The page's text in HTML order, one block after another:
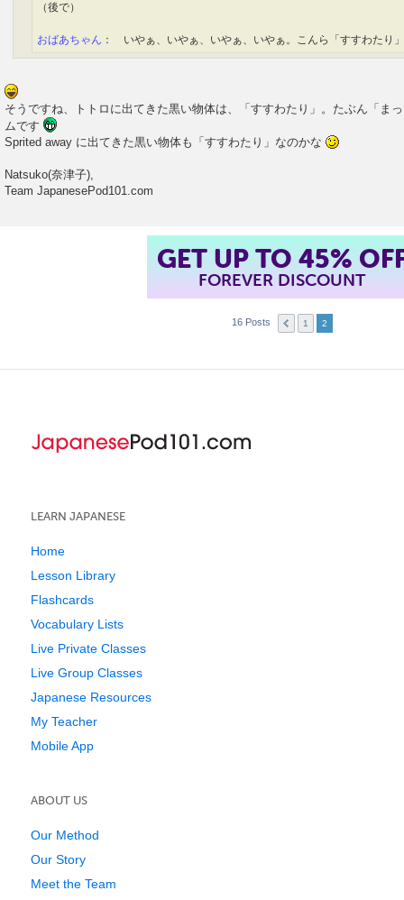
（後で）
おばあちゃん ： いやぁ、いやぁ、いやぁ、いやぁ。こんら「すすわたり
そうですね、トトロに出てきた黒い物体は、「すすわたり」。たぶん「ま
ムです
Sprited away に出てきた黒い物体も「すすわたり」なのかな
Natsuko(奈津子),
Team JapanesePod101.com
GET UP TO 45%
FOREVER DISCOUNT
16 Posts 1 2
LEARN JAPANESE
Home
Lesson Library
Flashcards
Vocabulary Lists
Live Private Classes
Live Group Classes
Japanese Resources
My Teacher
Mobile App
ABOUT US
Our Method
Our Story
Meet the Team